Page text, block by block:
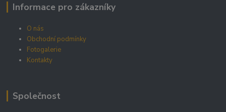
Informace pro zákazníky
O nás
Obchodní podmínky
Fotogalerie
Kontakty
Společnost